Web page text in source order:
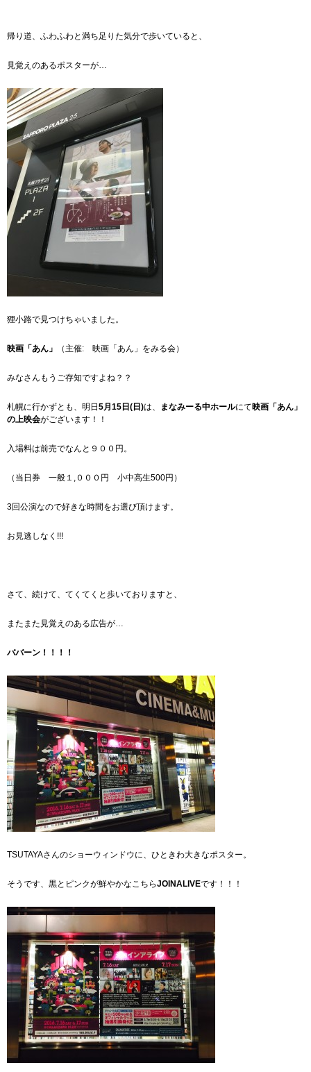
帰り道、ふわふわと満ち足りた気分で歩いていると、
見覚えのあるポスターが…
狸小路で見つけちゃいました。
映画「あん」 （主催: 映画「あん」をみる会）
みなさんもうご存知ですよね？？
札幌に行かずとも、明日 5月15日(日)は、 まなみーる中ホールにて映画「あん」
の上映会がございます！！
入場料は前売でなんと９００円。
（当日券 一般１,０００円 小中高生500円）
3回公演なので好きな時間をお選び頂けます。
お見逃しなく!!!
さて、続けて、てくてくと歩いておりますと、
またまた見覚えのある広告が…
ババーン！！！！
TSUTAYAさんのショーウィンドウに、ひときわ大きなポスター。
そうです、黒とピンクが鮮やかなこちらJOINALIVEです！！！